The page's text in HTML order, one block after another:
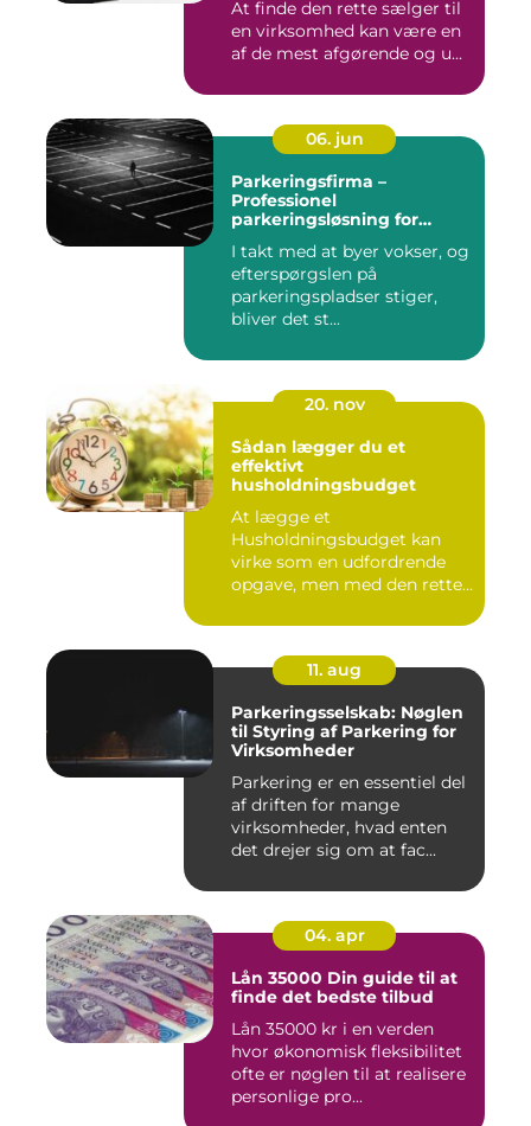
At finde den rette sælger til
en virksomhed kan være en
af de mest afgørende og u...
06. jun
Parkeringsfirma –
Professionel
parkeringsløsning for
I takt med at byer vokser, og
efterspørgslen på
parkeringspladser stiger,
bliver det st...
20. nov
Sådan lægger du et
effektivt
husholdningsbudget
At lægge et
Husholdningsbudget kan
virke som en udfordrende
opgave, men med den rette
11. aug
Parkeringsselskab: Nøglen
til Styring af Parkering for
Virksomheder
Parkering er en essentiel del
af driften for mange
virksomheder, hvad enten
det drejer sig om at fac...
04. apr
Lån 35000 Din guide til at
finde det bedste tilbud
Lån 35000 kr i en verden
hvor økonomisk fleksibilitet
ofte er nøglen til at realisere
personlige pro...